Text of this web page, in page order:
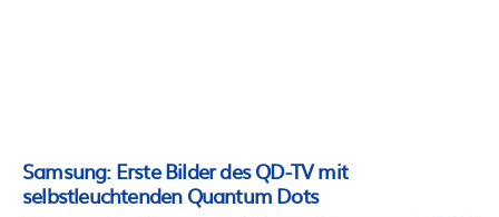
Samsung: Erste Bilder des QD-TV mit
selbstleuchtenden Quantum Dots